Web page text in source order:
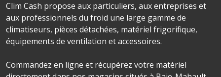
Clim Cash propose aux particuliers, aux entreprises et
aux professionnels du froid une large gamme de
climatiseurs, pièces détachées, matériel frigorifique,
équipements de ventilation et accessoires.
Commandez en ligne et récupérez votre matériel